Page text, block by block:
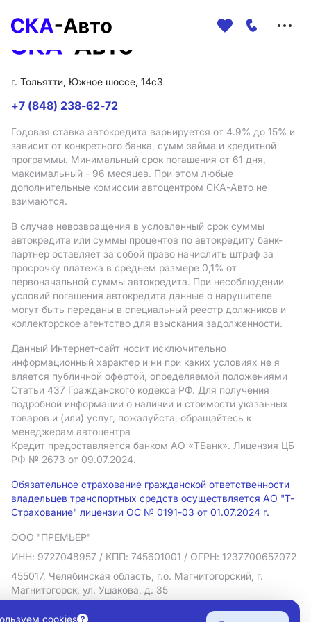
г. Тольятти, Южное шоссе, 14с3
+7 (848) 238-62-72
Годовая ставка автокредита варьируется от 4.9% до 15% и
зависит от конкретного банка, сумм займа и кредитной
программы. Минимальный срок погашения от 61 дня,
максимальный - 96 месяцев. При этом любые
дополнительные комиссии автоцентром СКА-Авто не
взимаются.
В случае невозвращения в условленный срок суммы
автокредита или суммы процентов по автокредиту банк-
партнер оставляет за собой право начислить штраф за
просрочку платежа в среднем размере 0,1% от
первоначальной суммы автокредита. При несоблюдении
условий погашения автокредита данные о нарушителе
могут быть переданы в специальный реестр должников и
коллекторское агентство для взыскания задолженности.
Данный Интернет-сайт носит исключительно
информационный характер и ни при каких условиях не я
вляется публичной офертой, определяемой положениями
Статьи 437 Гражданского кодекса РФ. Для получения
подробной информации о наличии и стоимости указанных
товаров и (или) услуг, пожалуйста, обращайтесь к
менеджерам автоцентра
Кредит предоставляется банком АO «ТБанк». Лицензия ЦБ
РФ № 2673 от 09.07.2024.
Обязательное страхование гражданской ответственности
владельцев транспортных средств осуществляется АО "Т-
Страхование" лицензии ОС № 0191-03 от 01.07.2024 г.
ООО "ПРЕМЬЕР"
ИНН: 9727048957 / КПП: 745601001 / ОГРН: 1237700657072
455017, Челябинская область, г.о. Магнитогорский, г.
Магнитогорск, ул. Ушакова, д. 35
Политика в отношении обработки персональных данных
cookies